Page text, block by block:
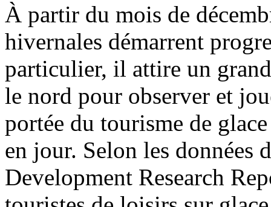
À partir du mois de
hivernales démarrent
particulier, il attire un
le nord pour observer et
portée du tourisme de
en jour. Selon les données
Development Research